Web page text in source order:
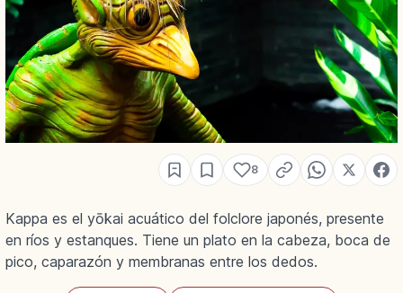
8
Kappa es el yōkai acuático del folclore japonés, presente
en ríos y estanques. Tiene un plato en la cabeza, boca de
pico, caparazón y membranas entre los dedos.